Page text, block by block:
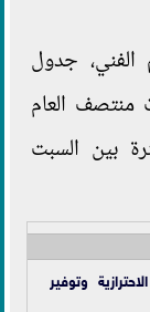
الفني، جدول
منتصف العام
في الفترة بين السبت
وتوفير